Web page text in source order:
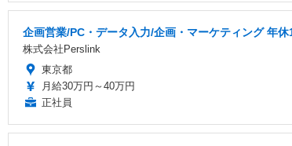
企画営業/PC・データ入力/企画・マーケティング 年
株式会社Perslink
東京都
月給30万円～40万円
正社員